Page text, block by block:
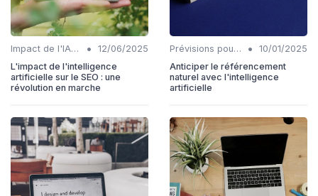
Impact de l'IA sur les rôles SEO •
12/06/2025
L'impact de l'intelligence
artificielle sur le SEO : une
révolution en marche
Prévisions pour l'intégration IA et SEO •
10/01/2025
Anticiper le référencement
naturel avec l'intelligence
artificielle